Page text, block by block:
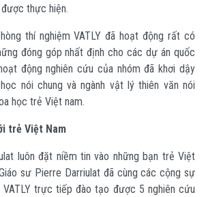
thực hiện.
thí nghiệm VATLY đã hoạt động rất có
đóng góp nhất định cho các dự án quốc
động nghiên cứu của nhóm đã khơi dậy
nói chung và ngành vật lý thiên văn nói
học trẻ Việt nam.
trẻ Việt Nam
luôn đặt niềm tin vào những bạn trẻ Việt
sư Pierre Darriulat đã cùng các cộng sự
trực tiếp đào tạo được 5 nghiên cứu